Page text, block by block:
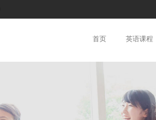
首页(current)英语课程